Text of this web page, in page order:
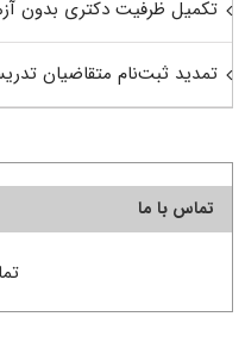
تکمیل ظرفیت دکتری بدون
تمدید ثبت‌نام متقاضیان تدریس
تماس با ما